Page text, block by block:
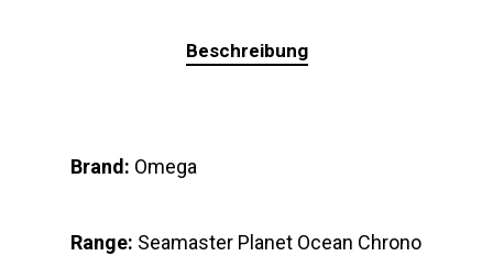
Beschreibung
Brand: Omega
Range: Seamaster Planet Ocean Chrono